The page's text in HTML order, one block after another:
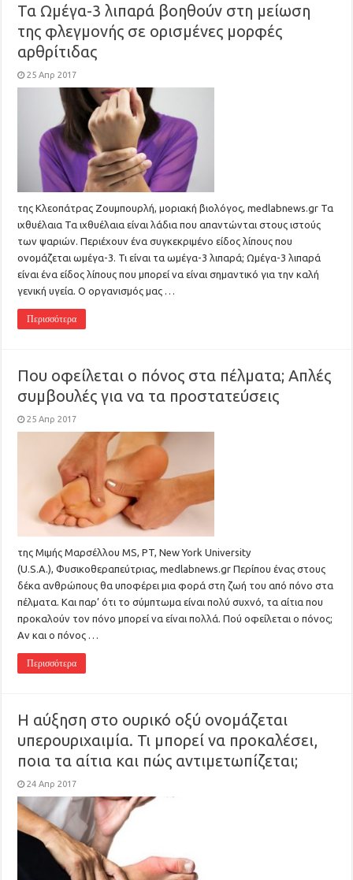
Τα Ωμέγα-3 λιπαρά βοηθούν στη μείωση
της φλεγμονής σε ορισμένες μορφές
αρθρίτιδας
25 Απρ 2017
της Κλεοπάτρας Ζουμπουρλή, μοριακή βιολόγος, medlabnews.gr Τα
ιχθυέλαια Τα ιχθυέλαια είναι λάδια που απαντώνται στους ιστούς
των ψαριών. Περιέχουν ένα συγκεκριμένο είδος λίπους που
ονομάζεται ωμέγα-3. Τι είναι τα ωμέγα-3 λιπαρά; Ωμέγα-3 λιπαρά
είναι ένα είδος λίπους που μπορεί να είναι σημαντικό για την καλή
γενική υγεία. Ο οργανισμός μας …
Περισσότερα
Που οφείλεται ο πόνος στα πέλματα; Απλές
συμβουλές για να τα προστατεύσεις
25 Απρ 2017
της Μιμής Μαρσέλλου MS, PT, New York University
(U.S.A.), Φυσικοθεραπεύτριας, medlabnews.gr Περίπου ένας στους
δέκα ανθρώπους θα υποφέρει μια φορά στη ζωή του από πόνο στα
πέλματα. Και παρ’ ότι το σύμπτωμα είναι πολύ συχνό, τα αίτια που
προκαλούν τον πόνο μπορεί να είναι πολλά. Πού οφείλεται ο πόνος;
Αν και ο πόνος …
Περισσότερα
Η αύξηση στο ουρικό οξύ ονομάζεται
υπερουριχαιμία. Τι μπορεί να προκαλέσει,
ποια τα αίτια και πώς αντιμετωπίζεται;
24 Απρ 2017